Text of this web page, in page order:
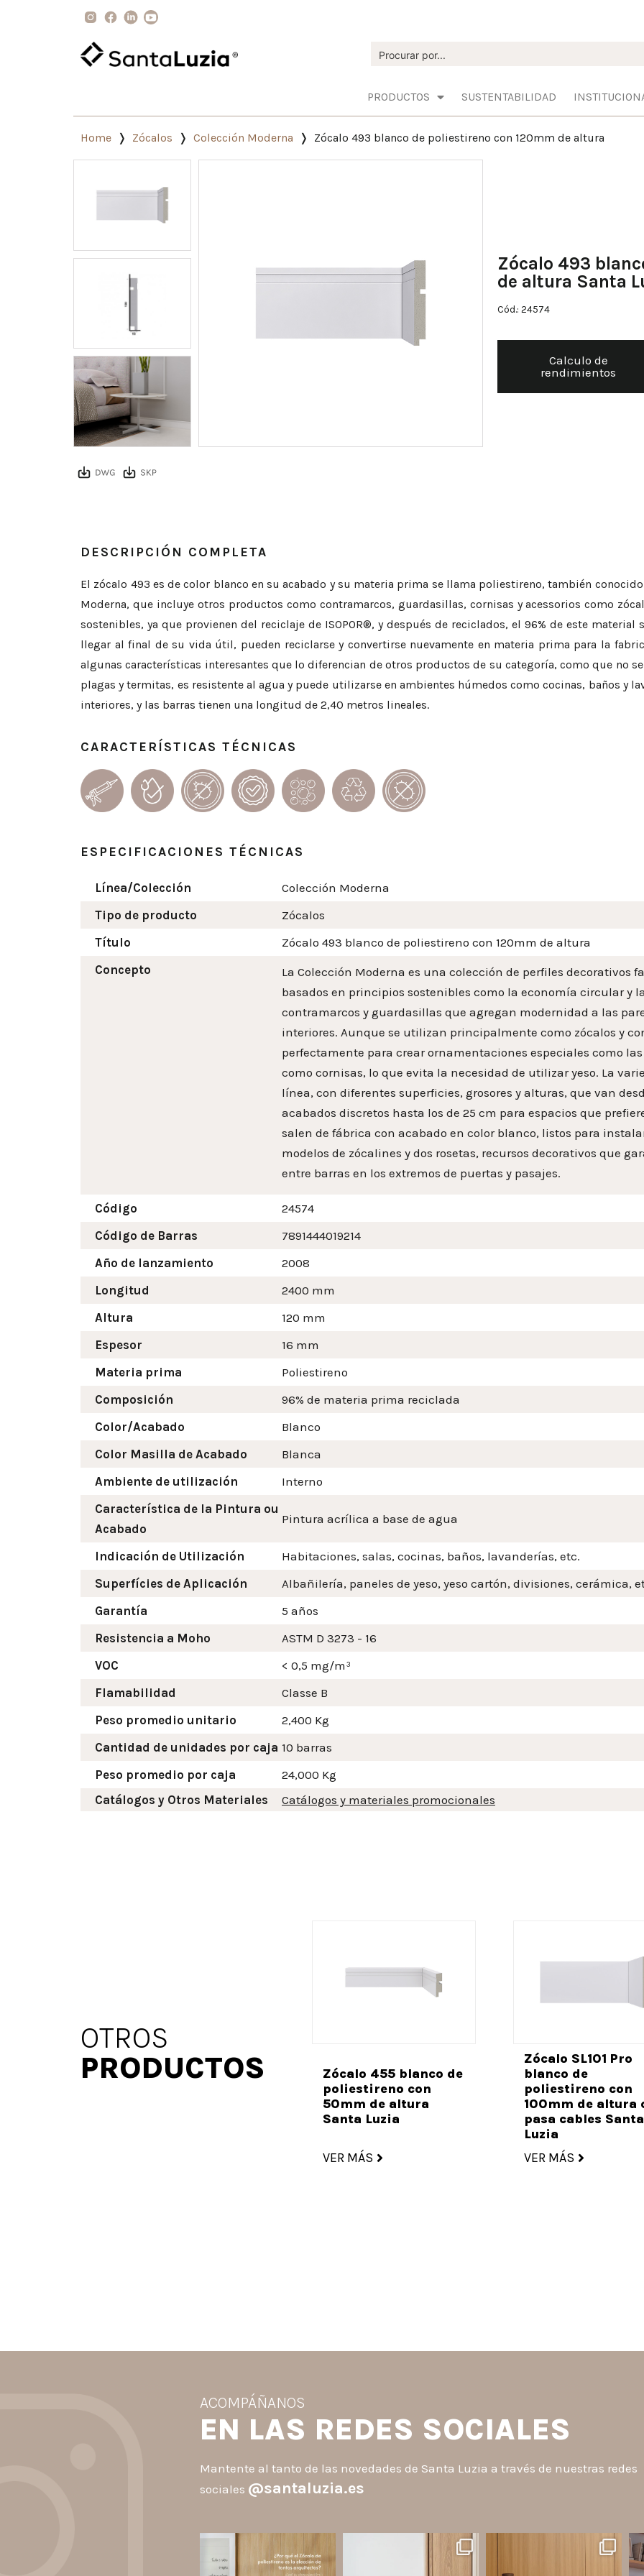
PRODUCTOS SUSTENTABILIDAD
Home Zócalos Colección Moderna Zócalo 493 blanco de poliestireno con 120mm de altura
Zócalo 493
de altura Santa
Cód.: 24574
Calculo de
rendimientos
DESCRIPCIÓN COMPLETA
El zócalo 493 es de color blanco en su acabado y su materia prima se llama poliestireno, también
Moderna, que incluye otros productos como contramarcos, guardasillas, cornisas y acessorios como
sostenibles, ya que provienen del reciclaje de ISOPOR®, y después de reciclados, el 96% de este
llegar al final de su vida útil, pueden reciclarse y convertirse nuevamente en materia prima para la
algunas características interesantes que lo diferencian de otros productos de su categoría, como que no
plagas y termitas, es resistente al agua y puede utilizarse en ambientes húmedos como cocinas, baños y
interiores, y las barras tienen una longitud de 2,40 metros lineales.
CARACTERÍSTICAS TÉCNICAS
ESPECIFICACIONES TÉCNICAS
Línea/Colección
Colección Moderna
Tipo de producto
Zócalos
Título
Zócalo 493 blanco de poliestireno con 120mm de altura
Concepto
La Colección Moderna es una colección de perfiles decorativos
basados en principios sostenibles como la economía circular y
contramarcos y guardasillas que agregan modernidad a las
interiores. Aunque se utilizan principalmente como zócalos y
perfectamente para crear ornamentaciones especiales como
como cornisas, lo que evita la necesidad de utilizar yeso. La
línea, con diferentes superficies, grosores y alturas, que van
acabados discretos hasta los de 25 cm para espacios que
salen de fábrica con acabado en color blanco, listos para
modelos de zócalines y dos rosetas, recursos decorativos que
entre barras en los extremos de puertas y pasajes.
Código
24574
Código de Barras
7891444019214
Año de lanzamiento
2008
Longitud
2400 mm
Altura
120 mm
Espesor
16 mm
Materia prima
Poliestireno
Composición
96% de materia prima reciclada
Color/Acabado
Blanco
Color Masilla de Acabado
Blanca
Ambiente de utilización
Interno
Característica de la Pintura ou
Acabado
Pintura acrílica a base de agua
Indicación de Utilización
Habitaciones, salas, cocinas, baños, lavanderías, etc.
Superfícies de Aplicación
Albañilería, paneles de yeso, yeso cartón, divisiones, cerámica,
Garantía
5 años
Resistencia a Moho
ASTM D 3273 - 16
VOC
< 0,5 mg/m³
Flamabilidad
Classe B
Peso promedio unitario
2,400 Kg
Cantidad de unidades por caja 10 barras
Peso promedio por caja
24,000 Kg
Catálogos y Otros Materiales
Catálogos y materiales promocionales
OTROS
PRODUCTOS
Zócalo 455 blanco de
poliestireno con
50mm de altura
Santa Luzia
VER MÁS
Zócalo SL101 Pro
blanco de
poliestireno con
100mm de altura
pasa cables Santa
Luzia
VER MÁS
ACOMPÁÑANOS
EN LAS REDES SOCIALES
Mantente al tanto de las novedades de Santa Luzia a través de nuestras redes
sociales @santaluzia.es
Los Zócalos de poliestireno
ganaron protagonismo en la
¿Querés salir de la cabecera